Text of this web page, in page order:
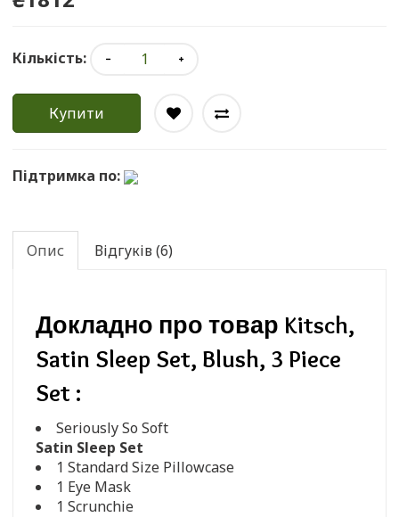
Кількість:
Купити
Підтримка по:
Опис Відгуків (6)
Докладно про товар Kitsch,
Satin Sleep Set, Blush, 3 Piece
Set :
Seriously So Soft
Satin Sleep Set
1 Standard Size Pillowcase
1 Eye Mask
1 Scrunchie